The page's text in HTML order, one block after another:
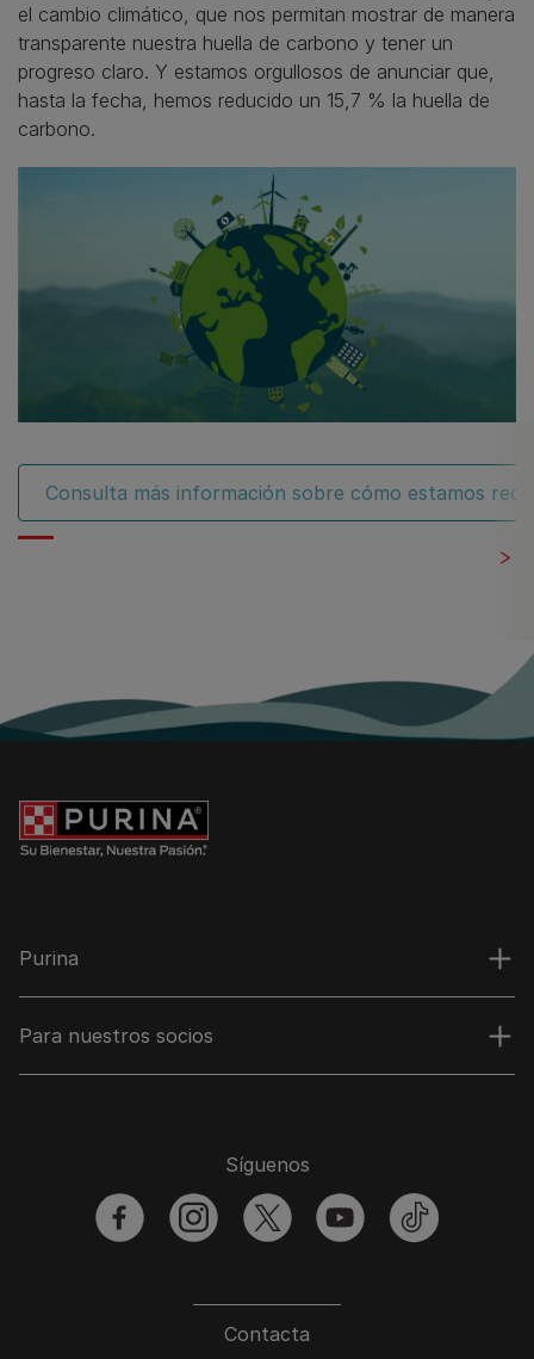
el cambio climático, que nos permitan mostrar de manera
transparente nuestra huella de carbono y tener un
progreso claro. Y estamos orgullosos de anunciar que,
hasta la fecha, hemos reducido un 15,7 % la huella de
carbono.
Consulta más información sobre cómo estamos
Purina
Para nuestros socios
Contacta
Síguenos
facebookinstagramtwitter youtubetiktok